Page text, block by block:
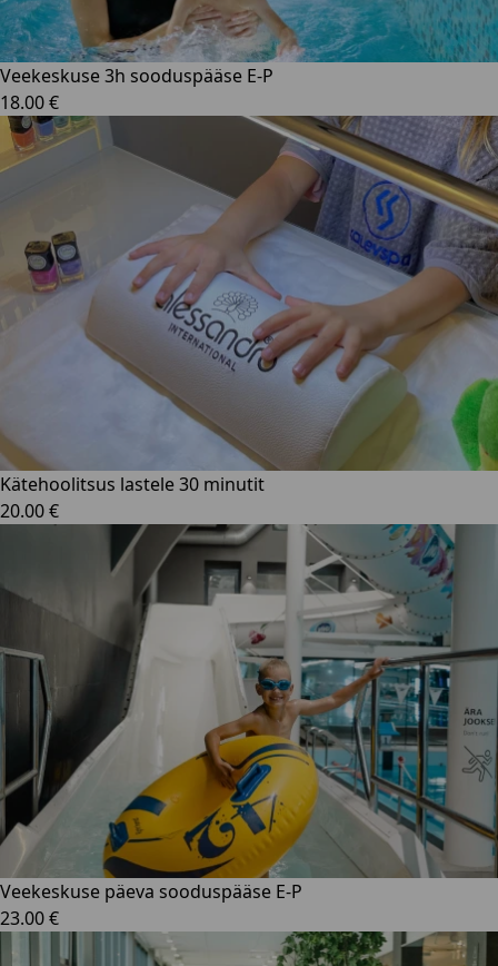
Veekeskuse 3h sooduspääse E-P
18.00 €
Kätehoolitsus lastele 30 minutit
20.00 €
Veekeskuse päeva sooduspääse E-P
23.00 €